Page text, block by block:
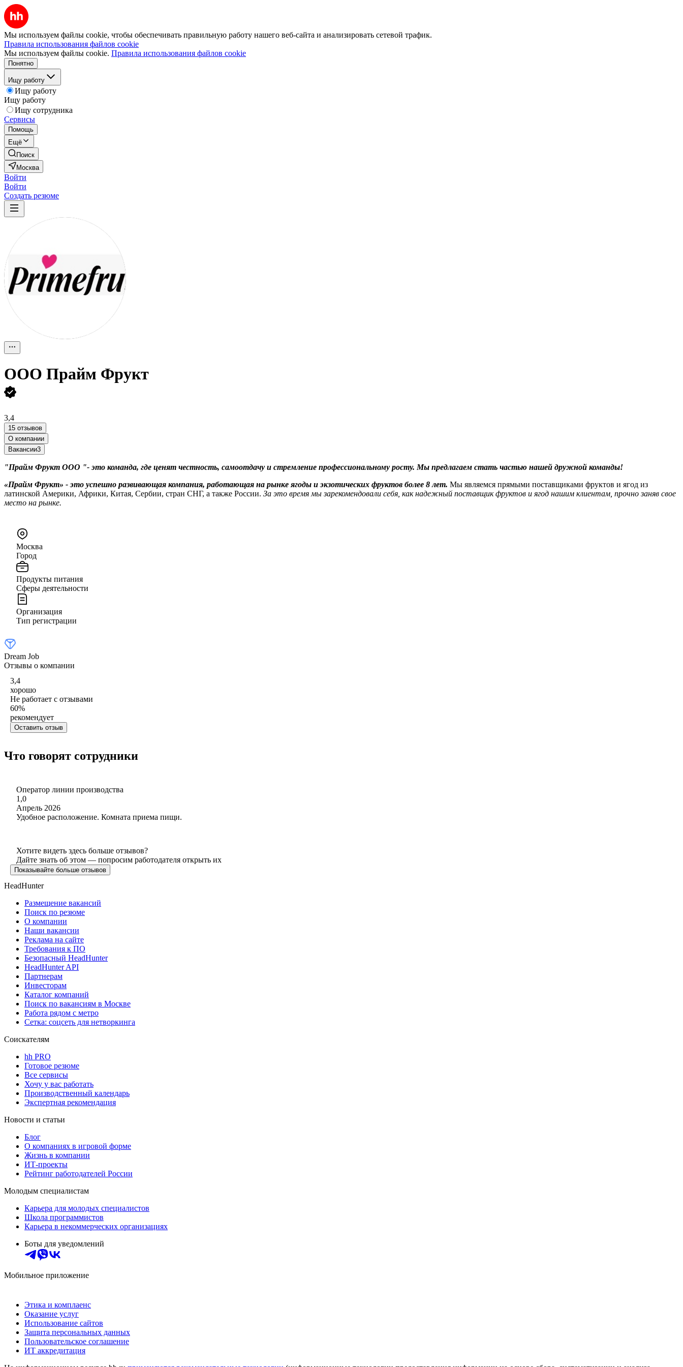
Мы используем файлы cookie, чтобы обеспечивать правильную работу нашего веб-сайта и анализировать сетевой трафик.
Правила использования файлов cookie
Мы используем файлы cookie. Правила использования файлов cookie
Понятно
Ищу работу
Ищу работу
Ищу работу
Ищу сотрудника
Сервисы
Помощь
Ещё
Поиск
Москва
Войти
Войти
Создать резюме
ООО Прайм Фрукт
3,4
15 отзывов
О компании
Вакансии3
"Прайм Фрукт ООО "- это команда, где ценят честность, самоотдачу и стремление профессиональному росту. Мы предлагаем стать частью нашей дружной команды!
«Прайм Фрукт» - это успешно развивающая компания, работающая на рынке ягоды и экзотических фруктов более 8 лет. Мы являемся прямыми поставщиками фруктов и ягод из
латинской Америки, Африки, Китая, Сербии, стран СНГ, а также России. За это время мы зарекомендовали себя, как надежный поставщик фруктов и ягод нашим клиентам, прочно заняв свое
место на рынке.
Москва
Город
Продукты питания
Сферы деятельности
Организация
Тип регистрации
Dream Job
Отзывы о компании
3,4
хорошо
Не работает с отзывами
60%
рекомендует
Оставить отзыв
Что говорят сотрудники
Оператор линии производства
1,0
Апрель 2026
Удобное расположение. Комната приема пищи.
Хотите видеть здесь больше отзывов?
Дайте знать об этом — попросим работодателя открыть их
Показывайте больше отзывов
HeadHunter
Размещение вакансий
Поиск по резюме
О компании
Наши вакансии
Реклама на сайте
Требования к ПО
Безопасный HeadHunter
HeadHunter API
Партнерам
Инвесторам
Каталог компаний
Поиск по вакансиям в Москве
Работа рядом с метро
Сетка: соцсеть для нетворкинга
Соискателям
hh PRO
Готовое резюме
Все сервисы
Хочу у вас работать
Производственный календарь
Экспертная рекомендация
Новости и статьи
Блог
О компаниях в игровой форме
Жизнь в компании
ИТ-проекты
Рейтинг работодателей России
Молодым специалистам
Карьера для молодых специалистов
Школа программистов
Карьера в некоммерческих организациях
Боты для уведомлений
Мобильное приложение
Этика и комплаенс
Оказание услуг
Использование сайтов
Защита персональных данных
Пользовательское соглашение
ИТ аккредитация